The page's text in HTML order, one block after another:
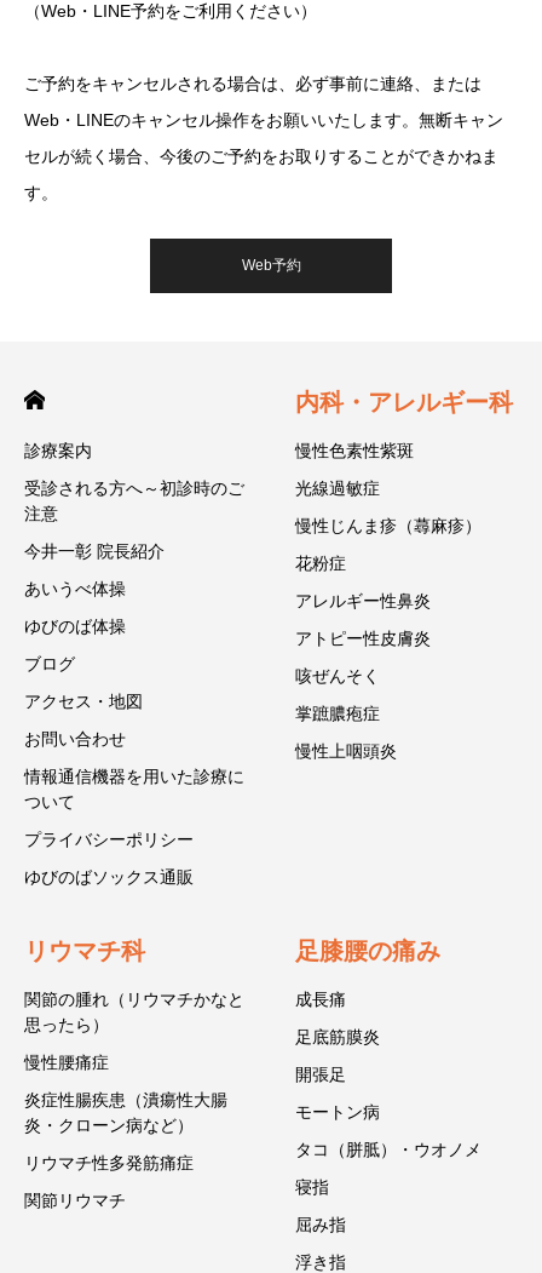
（Web・LINE予約をご利用ください）
ご予約をキャンセルされる場合は、必ず事前に連絡、または
Web・LINEのキャンセル操作をお願いいたします。無断キャン
セルが続く場合、今後のご予約をお取りすることができかねま
す。
Web予約
診療案内
受診される方へ～初診時のご
注意
今井一彰 院長紹介
あいうべ体操
ゆびのば体操
ブログ
アクセス・地図
お問い合わせ
情報通信機器を用いた診療に
ついて
プライバシーポリシー
ゆびのばソックス通販
内科・アレルギー科
慢性色素性紫斑
光線過敏症
慢性じんま疹（蕁麻疹）
花粉症
アレルギー性鼻炎
アトピー性皮膚炎
咳ぜんそく
掌蹠膿疱症
慢性上咽頭炎
リウマチ科
関節の腫れ（リウマチかなと
思ったら）
慢性腰痛症
炎症性腸疾患（潰瘍性大腸
炎・クローン病など）
リウマチ性多発筋痛症
関節リウマチ
足膝腰の痛み
成長痛
足底筋膜炎
開張足
モートン病
タコ（胼胝）・ウオノメ
寝指
屈み指
浮き指